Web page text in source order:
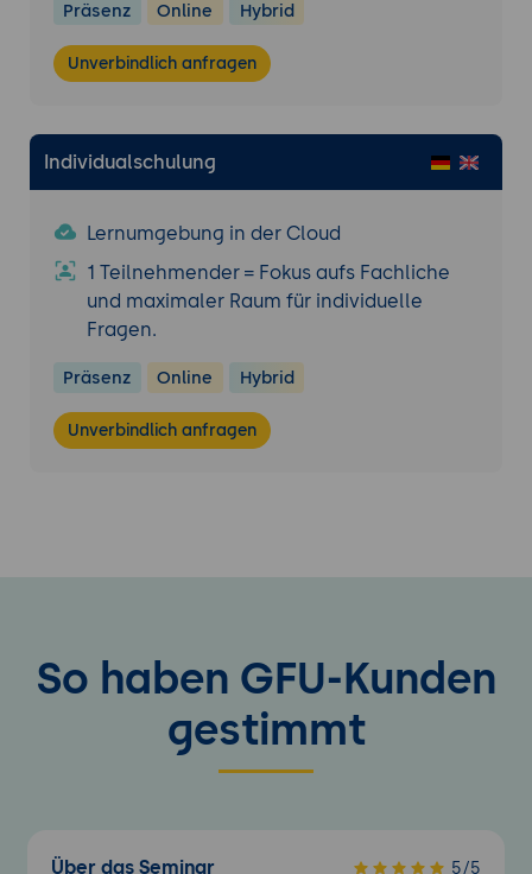
Präsenz Online Hybrid
Unverbindlich anfragen
Individualschulung
Lernumgebung in der Cloud
1 Teilnehmender = Fokus aufs Fachliche
und maximaler Raum für individuelle
Fragen.
Präsenz Online Hybrid
Unverbindlich anfragen
So haben GFU-Kunden
gestimmt
Über das Seminar 5/5